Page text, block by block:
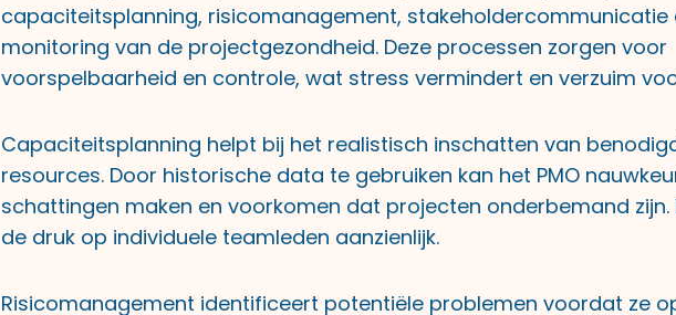
capaciteitsplanning, risicomanagement, stakeholdercommunicatie
monitoring van de projectgezondheid. Deze processen zorgen voor
voorspelbaarheid en controle, wat stress vermindert en verzuim
Capaciteitsplanning helpt bij het realistisch inschatten van
resources. Door historische data te gebruiken kan het PMO
schattingen maken en voorkomen dat projecten onderbemand zijn.
de druk op individuele teamleden aanzienlijk.
Risicomanagement identificeert potentiële problemen voordat ze